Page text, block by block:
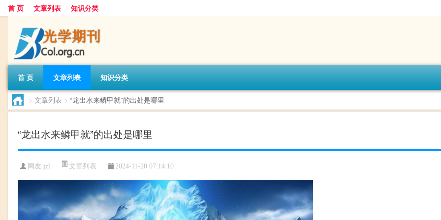
首 页 文章列表 知识分类
首 页 文章列表 知识分类
> 文章列表 > “龙出水来鳞甲就”的出处是哪里
“龙出水来鳞甲就”的出处是哪里
网友:jzl 文章列表 2024-11-20 07:14:10